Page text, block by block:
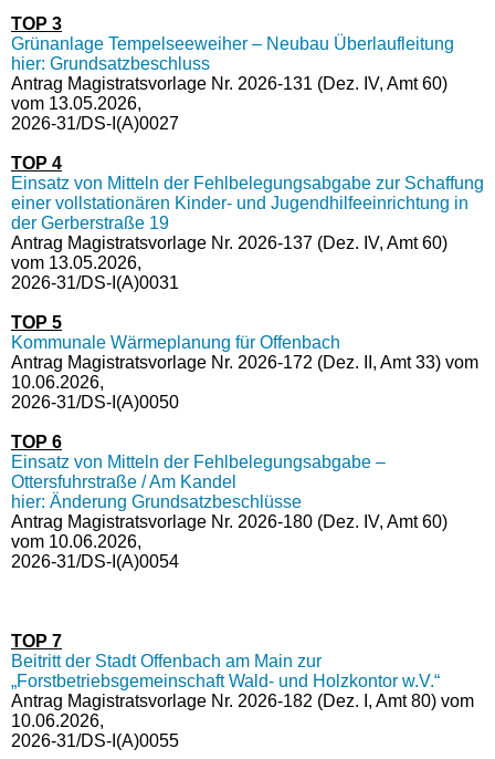
TOP 3
Grünanlage Tempelseeweiher – Neubau Überlaufleitung
hier: Grundsatzbeschluss
Antrag Magistratsvorlage Nr. 2026-131 (Dez. IV, Amt 60)
vom 13.05.2026,
2026-31/DS-I(A)0027
TOP 4
Einsatz von Mitteln der Fehlbelegungsabgabe zur Schaffung
einer vollstationären Kinder- und Jugendhilfeeinrichtung in
der Gerberstraße 19
Antrag Magistratsvorlage Nr. 2026-137 (Dez. IV, Amt 60)
vom 13.05.2026,
2026-31/DS-I(A)0031
TOP 5
Kommunale Wärmeplanung für Offenbach
Antrag Magistratsvorlage Nr. 2026-172 (Dez. II, Amt 33) vom
10.06.2026,
2026-31/DS-I(A)0050
TOP 6
Einsatz von Mitteln der Fehlbelegungsabgabe –
Ottersfuhrstraße / Am Kandel
hier: Änderung Grundsatzbeschlüsse
Antrag Magistratsvorlage Nr. 2026-180 (Dez. IV, Amt 60)
vom 10.06.2026,
2026-31/DS-I(A)0054
TOP 7
Beitritt der Stadt Offenbach am Main zur
„Forstbetriebsgemeinschaft Wald- und Holzkontor w.V.“
Antrag Magistratsvorlage Nr. 2026-182 (Dez. I, Amt 80) vom
10.06.2026,
2026-31/DS-I(A)0055